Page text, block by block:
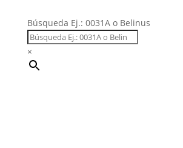
Búsqueda Ej.: 0031A o Belinus
×